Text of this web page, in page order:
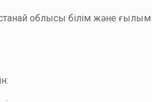
облысы білім және